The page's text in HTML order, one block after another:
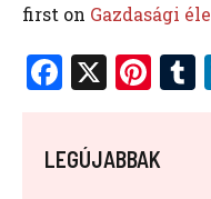
first on Gazdasági
F
ce
b
X Pi
er
es
LEGÚJABBAK